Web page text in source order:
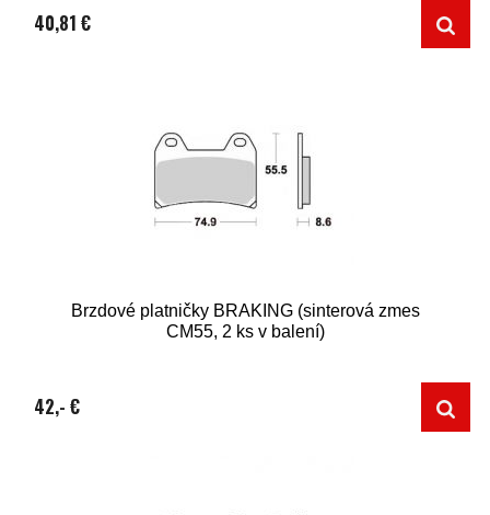
40,81 €
Brzdové platničky BRAKING (sinterová zmes
CM55, 2 ks v balení)
42,- €